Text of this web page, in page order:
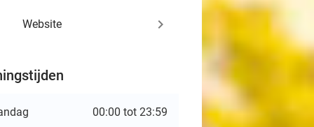
Website keyboard_arrow_right
00:00 tot 23:59